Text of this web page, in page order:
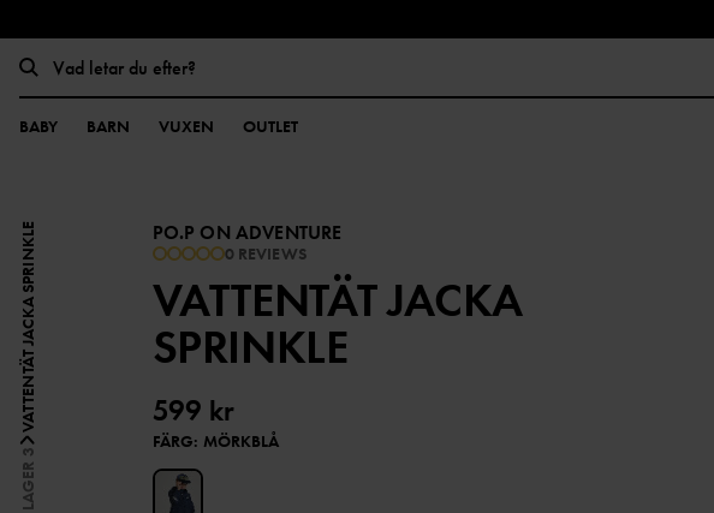
BABY BARN VUXEN OUTLET
LAGER 3
VATTENTÄT JACKA SPRINKLE PO.P ON ADVENTURE
0 REVIEWS
VATTENTÄT JACKA
SPRINKLE
599 kr
FÄRG: MÖRKBLÅ